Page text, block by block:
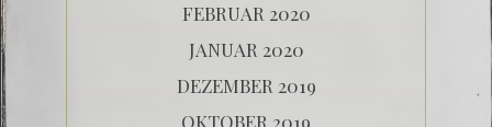
FEBRUAR 2020
JANUAR 2020
DEZEMBER 2019
OKTOBER 2019